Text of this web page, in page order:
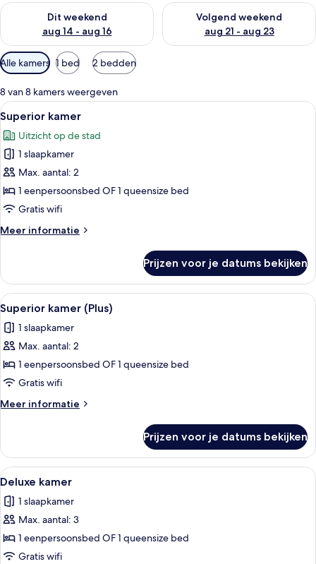
Dit weekend
aug 14 - aug 16
De beschikbaarheid controleren voor dit weekend aug 14 -
Volgend weekend
aug 21 - aug 23
De beschikbaarheid
Beschikbare
filters
voor
kamers
Alle kamers 1 bed 2 bedden
8 van 8 kamers weergeven
Alle
foto's
voor
Superior
kamer
laden
Een moderne badkamer met een
9
Superior kamer
Uitzicht op de stad
1 slaapkamer
Max. aantal: 2
1 eenpersoonsbed OF 1 queensize bed
Gratis wifi
Meer informatie
Meer
kamer
Prijzen voor je datums bekijken
Alle
foto's
voor
Superior
kamer
(Plus)
laden
Een hotelkamer met twee bedden,
5
Superior kamer (Plus)
1 slaapkamer
Max. aantal: 2
1 eenpersoonsbed OF 1 queensize bed
Gratis wifi
Meer informatie
Meer
kamer
(Plus)
Prijzen voor je datums bekijken
Alle
foto's
voor
Deluxe
kamer
laden
Een hotelkamer met een groot bed,
11
Deluxe kamer
1 slaapkamer
Max. aantal: 3
1 eenpersoonsbed OF 1 queensize bed
Gratis wifi